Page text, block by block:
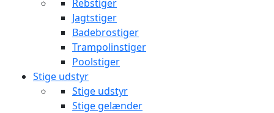
Rebstiger
Jagtstiger
Badebrostiger
Trampolinstiger
Poolstiger
Stige udstyr
Stige udstyr
Stige gelænder